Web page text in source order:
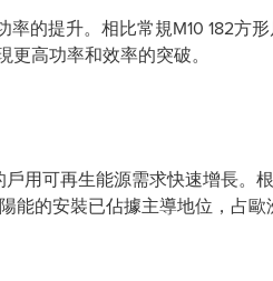
的提升。相比常規M10 182方
高功率和效率的突破。
用可再生能源需求快速增長。
能的安裝已佔據主導地位，占